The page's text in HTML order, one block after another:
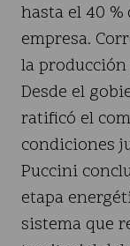
hasta el 40
empresa.
la producción
Desde el
ratificó el
condiciones
Puccini
etapa
sistema que